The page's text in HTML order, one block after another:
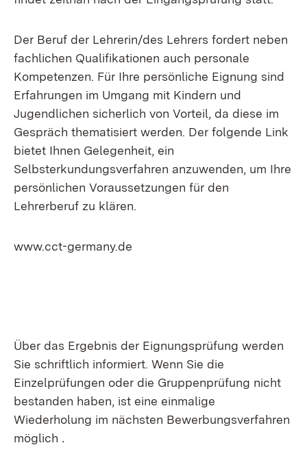
Der Beruf der Lehrerin/des Lehrers fordert neben
fachlichen Qualifikationen auch personale
Kompetenzen. Für Ihre persönliche Eignung sind
Erfahrungen im Umgang mit Kindern und
Jugendlichen sicherlich von Vorteil, da diese im
Gespräch thematisiert werden. Der folgende Link
bietet Ihnen Gelegenheit, ein
Selbsterkundungsverfahren anzuwenden, um Ihre
persönlichen Voraussetzungen für den
Lehrerberuf zu klären.
Extern:
www.cct-germany.de
Über das Ergebnis der Eignungsprüfung werden
Sie schriftlich informiert. Wenn Sie die
Einzelprüfungen oder die Gruppenprüfung nicht
bestanden haben, ist eine einmalige
Wiederholung im nächsten Bewerbungsverfahren
möglich .